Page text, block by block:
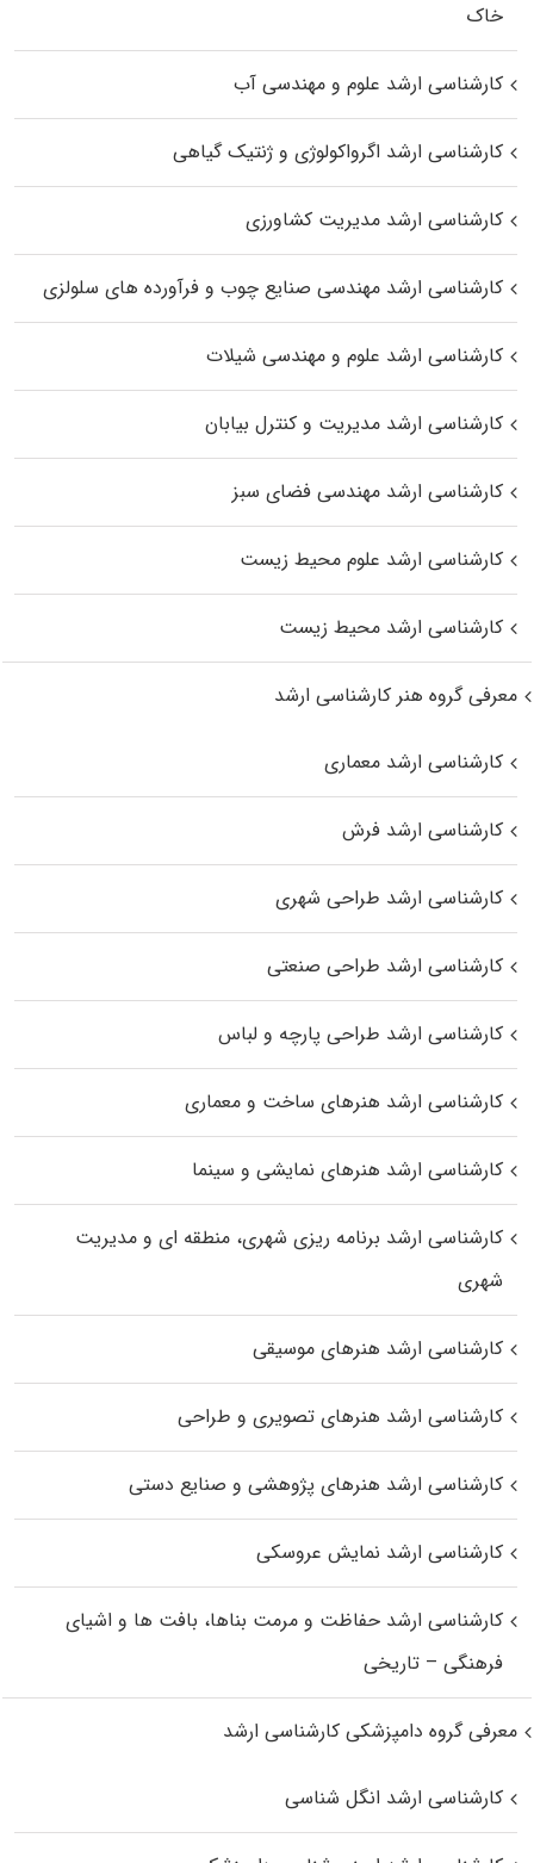
خاک
کارشناسی ارشد علوم و مهندسی آب
کارشناسی ارشد اگرواکولوژی و ژنتیک گیاهی
کارشناسی ارشد مدیریت کشاورزی
کارشناسی ارشد مهندسی صنایع چوب و فرآورده‌ های سلولزی
کارشناسی ارشد علوم و مهندسی شیلات
کارشناسی ارشد مدیریت و کنترل بیابان
کارشناسی ارشد مهندسی فضای سبز
کارشناسی ارشد علوم محیط‌ زیست
کارشناسی ارشد محیط زیست
معرفی گروه هنر کارشناسی ارشد
کارشناسی ارشد معماری
کارشناسی ارشد فرش
کارشناسی ارشد طراحی شهری
کارشناسی ارشد طراحی صنعتی
کارشناسی ارشد طراحی پارچه و لباس
کارشناسی ارشد هنرهای ساخت و معماری
کارشناسی ارشد هنرهای نمایشی و سینما
کارشناسی ارشد برنامه ریزی شهری، منطقه‌ ای و مدیریت
شهری
کارشناسی ارشد هنرهای موسیقی
کارشناسی ارشد هنرهای تصویری و طراحی
کارشناسی ارشد هنرهای پژوهشی و صنایع دستی
کارشناسی ارشد نمایش عروسکی
کارشناسی ارشد حفاظت و مرمت بناها، بافت‌ ها و اشیای
فرهنگی – تاریخی
معرفی گروه دامپزشکی کارشناسی ارشد
کارشناسی ارشد انگل شناسی